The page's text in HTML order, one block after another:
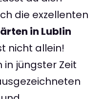
die exzellenten
in Lublin
nicht allein!
in jüngster Zeit